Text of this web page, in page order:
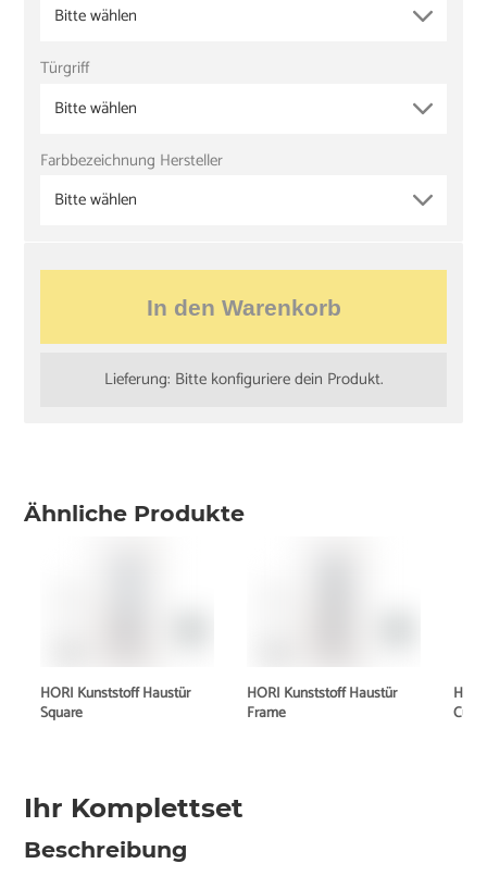
Bitte wählen
Türgriff
Bitte wählen
Farbbezeichnung Hersteller
Bitte wählen
In den Warenkorb
Lieferung: Bitte konfiguriere dein Produkt.
Ähnliche Produkte
HORI Kunststoff Haustür
Square
HORI Kunststoff Haustür
Frame
Ihr Komplettset
Beschreibung